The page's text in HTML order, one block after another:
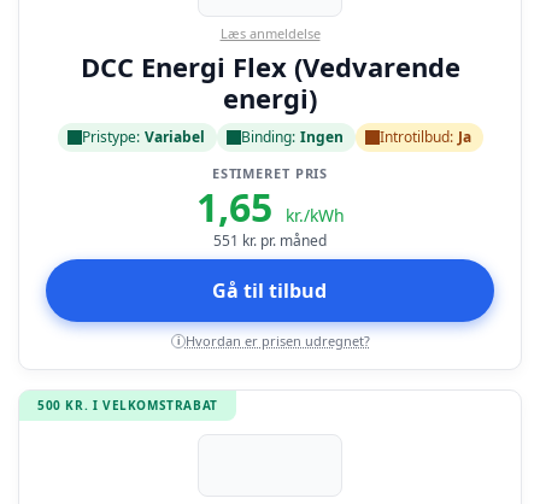
Læs anmeldelse
DCC Energi Flex (Vedvarende
energi)
Pristype: Variabel Binding: Ingen Introtilbud: Ja
ESTIMERET PRIS
1,65 kr./kWh
551 kr. pr. måned
Gå til tilbud
i Hvordan er prisen udregnet?
500 KR. I VELKOMSTRABAT